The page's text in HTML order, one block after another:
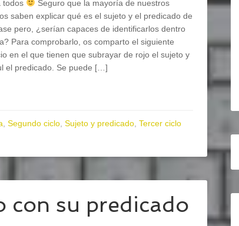
todos
Seguro que la mayoría de nuestros
saben explicar qué es el sujeto y el predicado de
pero, ¿serían capaces de identificarlos dentro
Para comprobarlo, os comparto el siguiente
en el que tienen que subrayar de rojo el sujeto y
el predicado. Se puede […]
Segundo ciclo Sujeto y predicado Tercer ciclo
con su predicado